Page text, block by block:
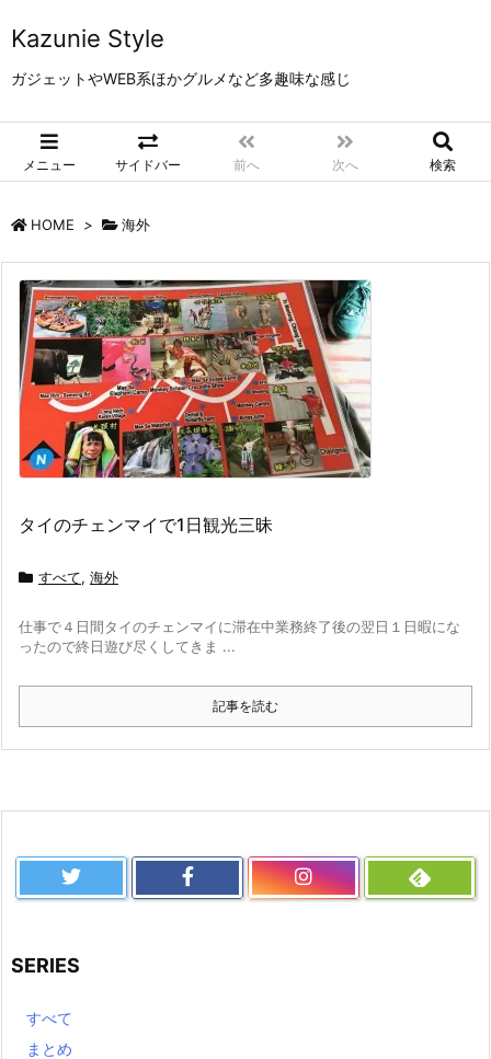
Kazunie Style
ガジェットやWEB系ほかグルメなど多趣味な感じ
メニュー サイドバー 前へ 次へ 検索
HOME > 海外
タイのチェンマイで1日観光三昧
すべて, 海外
仕事で４日間タイのチェンマイに滞在中業務終了後の翌日１日暇にな
ったので終日遊び尽くしてきま ...
記事を読む
SERIES
すべて
まとめ